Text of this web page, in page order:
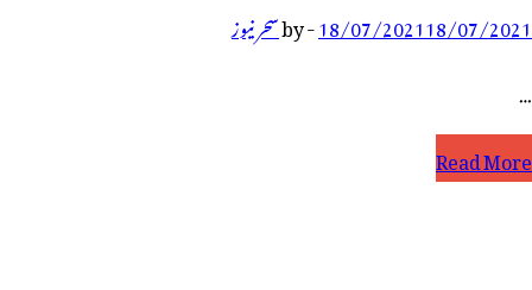
18/07/202118/07/2021
-
byسحر نیوز
…
Read More